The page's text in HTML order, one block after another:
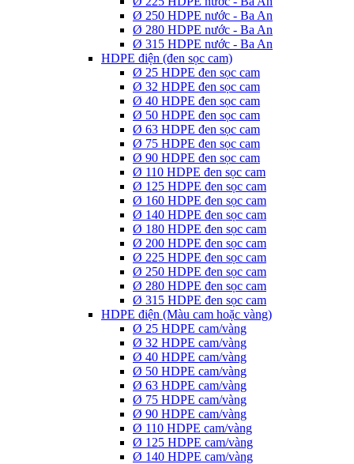
Ø 250 HDPE nước - Ba An
Ø 280 HDPE nước - Ba An
Ø 315 HDPE nước - Ba An
HDPE điện (đen sọc cam)
Ø 25 HDPE đen sọc cam
Ø 32 HDPE đen sọc cam
Ø 40 HDPE đen sọc cam
Ø 50 HDPE đen sọc cam
Ø 63 HDPE đen sọc cam
Ø 75 HDPE đen sọc cam
Ø 90 HDPE đen sọc cam
Ø 110 HDPE đen sọc cam
Ø 125 HDPE đen sọc cam
Ø 160 HDPE đen sọc cam
Ø 140 HDPE đen sọc cam
Ø 180 HDPE đen sọc cam
Ø 200 HDPE đen sọc cam
Ø 225 HDPE đen sọc cam
Ø 250 HDPE đen sọc cam
Ø 280 HDPE đen sọc cam
Ø 315 HDPE đen sọc cam
HDPE điện (Màu cam hoặc vàng)
Ø 25 HDPE cam/vàng
Ø 32 HDPE cam/vàng
Ø 40 HDPE cam/vàng
Ø 50 HDPE cam/vàng
Ø 63 HDPE cam/vàng
Ø 75 HDPE cam/vàng
Ø 90 HDPE cam/vàng
Ø 110 HDPE cam/vàng
Ø 125 HDPE cam/vàng
Ø 140 HDPE cam/vàng